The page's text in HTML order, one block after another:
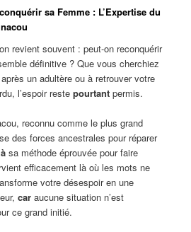
sa Femme : L’Expertise du
revient souvent : peut-on reconquérir
définitive ? Que vous cherchiez
un adultère ou à retrouver votre
l’espoir restepourtant permis.
reconnu comme le plus grand
des forces ancestrales pour réparer
sa méthode éprouvée pour faire
efficacement là où les mots ne
votre désespoir en une
car aucune situation n’est
ce grand initié.